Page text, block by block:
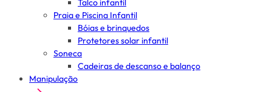
Talco infantil
Praia e Piscina Infantil
Bóias e brinquedos
Protetores solar infantil
Soneca
Cadeiras de descanso e balanço
Manipulação